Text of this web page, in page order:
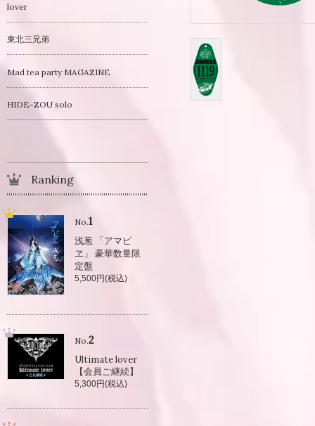
lover
東北三兄弟
Mad tea party MAGAZINE
HIDE-ZOU solo
Ranking
No.1
浅葱 「アマビ
ヱ」 豪華数量限
定盤
5,500円(税込)
No.2
Ultimate lover
【会員ご継続】
5,300円(税込)